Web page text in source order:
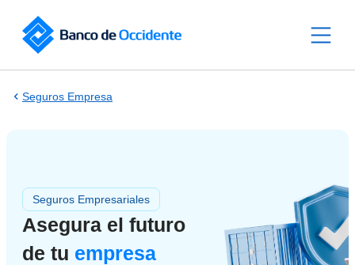
Saltar al contenido principal
Seguros Empresa
Seguros Empresariales
Asegura el futuro
de tu empresa